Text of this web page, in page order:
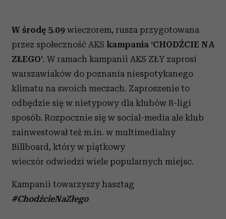
W środę 5.09 wieczorem, rusza przygotowana
przez społeczność AKS kampania ‘CHODŹCIE NA
ZŁEGO’. W ramach kampanii AKS ZŁY zaprosi
warszawiaków do poznania niespotykanego
klimatu na swoich meczach. Zaproszenie to
odbędzie się w nietypowy dla klubów 8-ligi
sposób. Rozpocznie się w social-media ale klub
zainwestował też m.in. w multimedialny
Billboard, który w piątkowy
wieczór odwiedzi wiele popularnych miejsc.
Kampanii towarzyszy hasztag
#ChodźcieNaZłego